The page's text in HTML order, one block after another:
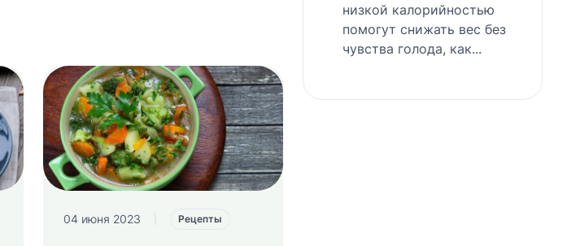
04 июня 2023 Рецепты
низкой калорийностью
помогут снижать вес без
чувства голода, как...